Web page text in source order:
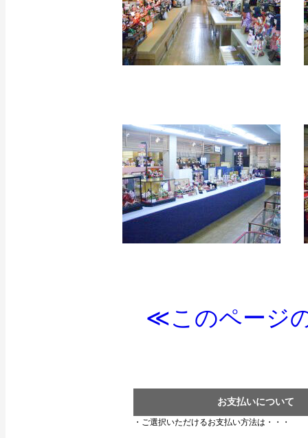
≪このページ
お支払いについて
・ご選択いただけるお支払い方法は・・・